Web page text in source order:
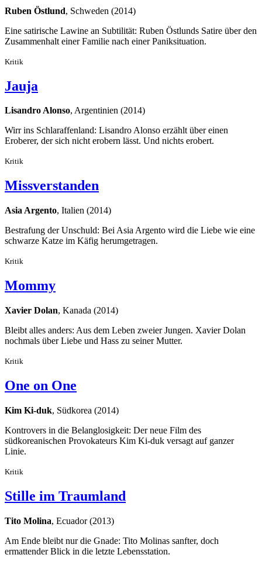
Ruben Östlund, Schweden (2014)
Eine satirische Lawine an Subtilität: Ruben Östlunds Satire über den
Zusammenhalt einer Familie nach einer Paniksituation.
Kritik
Jauja
Lisandro Alonso, Argentinien (2014)
Wirr ins Schlaraffenland: Lisandro Alonso erzählt über einen
Eroberer, der sich nicht erobern lässt. Und nichts erobert.
Kritik
Missverstanden
Asia Argento, Italien (2014)
Bestrafung der Unschuld: Bei Asia Argento wird die Liebe wie eine
schwarze Katze im Käfig herumgetragen.
Kritik
Mommy
Xavier Dolan, Kanada (2014)
Bleibt alles anders: Aus dem Leben zweier Jungen. Xavier Dolan
nochmals über Liebe und Hass zu seiner Mutter.
Kritik
One on One
Kim Ki-duk, Südkorea (2014)
Kontrovers in die Belanglosigkeit: Der neue Film des
südkoreanischen Provokateurs Kim Ki-duk versagt auf ganzer
Linie.
Kritik
Stille im Traumland
Tito Molina, Ecuador (2013)
Am Ende bleibt nur die Gnade: Tito Molinas sanfter, doch
ermattender Blick in die letzte Lebensstation.